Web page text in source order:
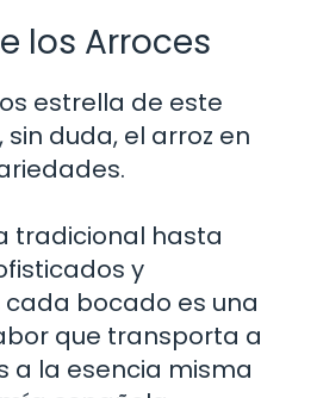
los Arroces
estrella de este
duda, el arroz en
tradicional hasta
y
bocado es una
que transporta a
a la esencia misma